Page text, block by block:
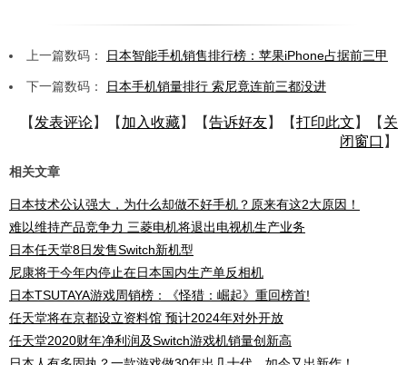
上一篇数码： 日本智能手机销售排行榜：苹果iPhone占据前三甲
下一篇数码： 日本手机销量排行 索尼竟连前三都没进
【 发表评论】【 加入收藏】【告诉好友】【打印此文 】【 关
闭窗口 】
相关文章
日本技术公认强大，为什么却做不好手机？原来有这2大原因！
难以维持产品竞争力 三菱电机将退出电视机生产业务
日本任天堂8日发售Switch新机型
尼康将于今年内停止在日本国内生产单反相机
日本TSUTAYA游戏周销榜：《怪猎：崛起》重回榜首!
任天堂将在京都设立资料馆 预计2024年对外开放
任天堂2020财年净利润及Switch游戏机销量创新高